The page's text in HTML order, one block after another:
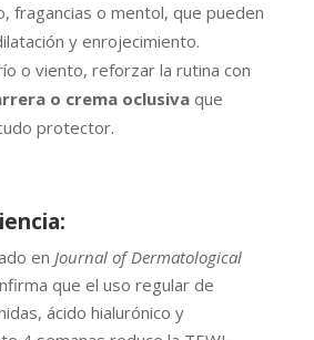
fragancias o mentol, que pueden
y enrojecimiento.
o viento, reforzar la rutina con
o crema oclusivaque
protector.
en Journal of Dermatological
que el uso regular de
ácido hialurónico y